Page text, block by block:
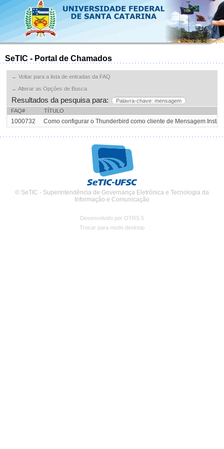
Catálogo de serviços
SeTIC - Portal de Chamados
← Voltar para a lista de entradas da FAQ
← Alterar as Opções de Busca
Resultados da pesquisa para:
Palavra-chave: mensagem
FAQ#
TÍTULO
1000732 Como configurar o Thunderbird como cliente de Mensagem
© SeTIC - Superintendência de Governança Eletrônica e Tecnologia da
Informação e Comunicação
Desenvolvido por OTRS 5
Trocar para modo desktop